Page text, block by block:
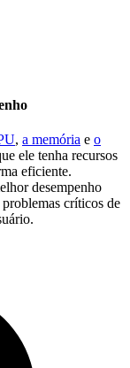
, a memória e o
ele tenha recursos
eficiente.
desempenho
críticos de